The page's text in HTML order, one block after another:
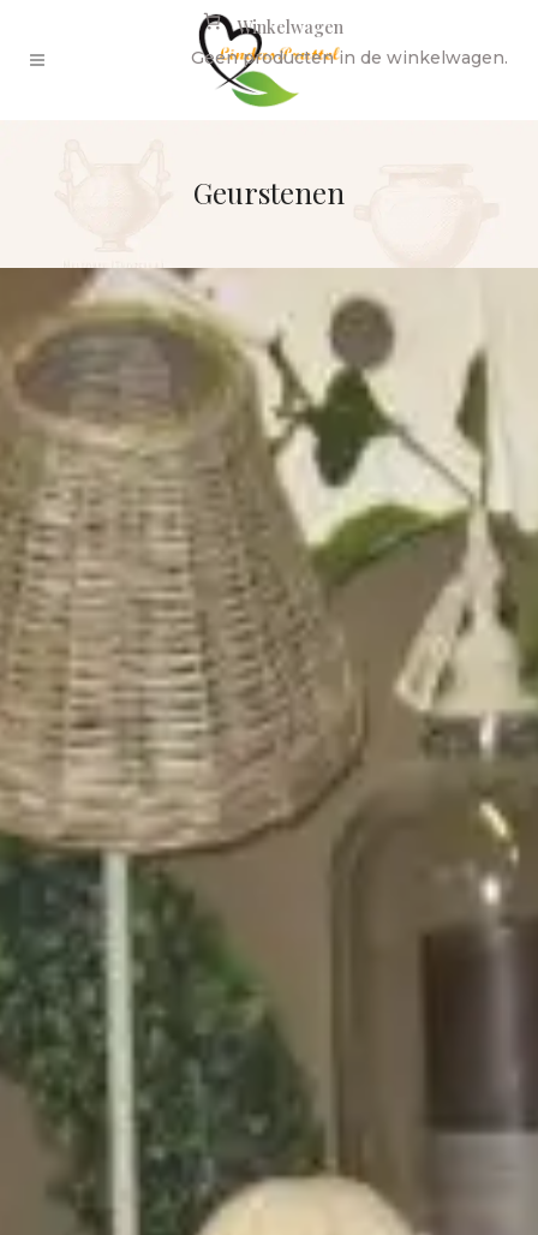
Winkelwagen
Geen producten in de winkelwagen.
Geurstenen